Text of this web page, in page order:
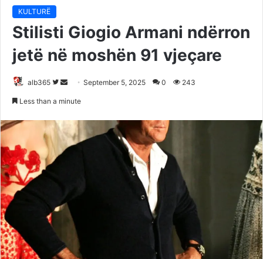
KULTURË
Stilisti Giogio Armani ndërron
jetë në moshën 91 vjeçare
alb365
Follow
Send September 5, 2025 0 243
Less than a minute